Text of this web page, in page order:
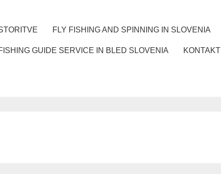
FLY FISHING AND SPINNING IN SLOVENIA
GUIDE SERVICE IN BLED SLOVENIA KONTAKT